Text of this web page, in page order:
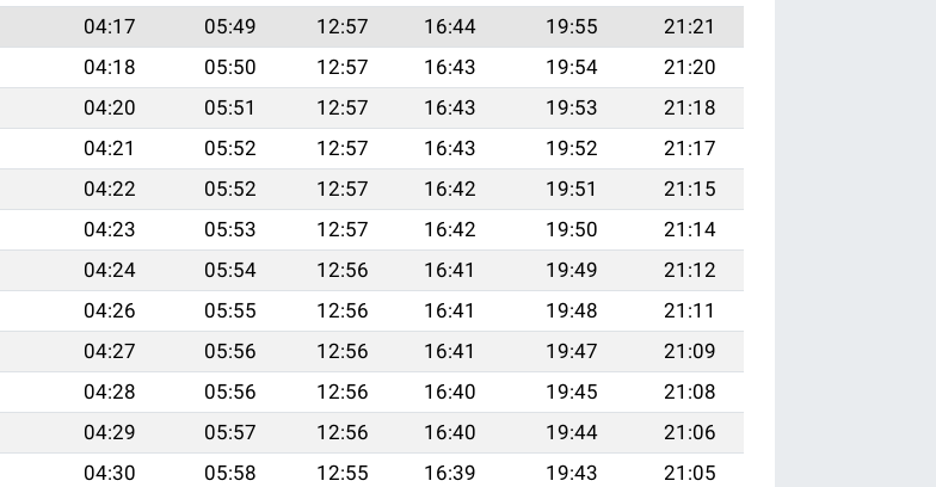
04:17 05:49 12:57 16:44 19:55
21:21
04:18 05:50 12:57 16:43 19:54
21:20
04:20 05:51 12:57 16:43 19:53
21:18
04:21 05:52 12:57 16:43 19:52
21:17
04:22 05:52 12:57 16:42 19:51
21:15
04:23 05:53 12:57 16:42 19:50
21:14
04:24 05:54 12:56 16:41 19:49
21:12
04:26 05:55 12:56 16:41 19:48
21:11
04:27 05:56 12:56 16:41 19:47
21:09
04:28 05:56 12:56 16:40 19:45
21:08
04:29 05:57 12:56 16:40 19:44
21:06
04:30 05:58 12:55 16:39 19:43
21:05